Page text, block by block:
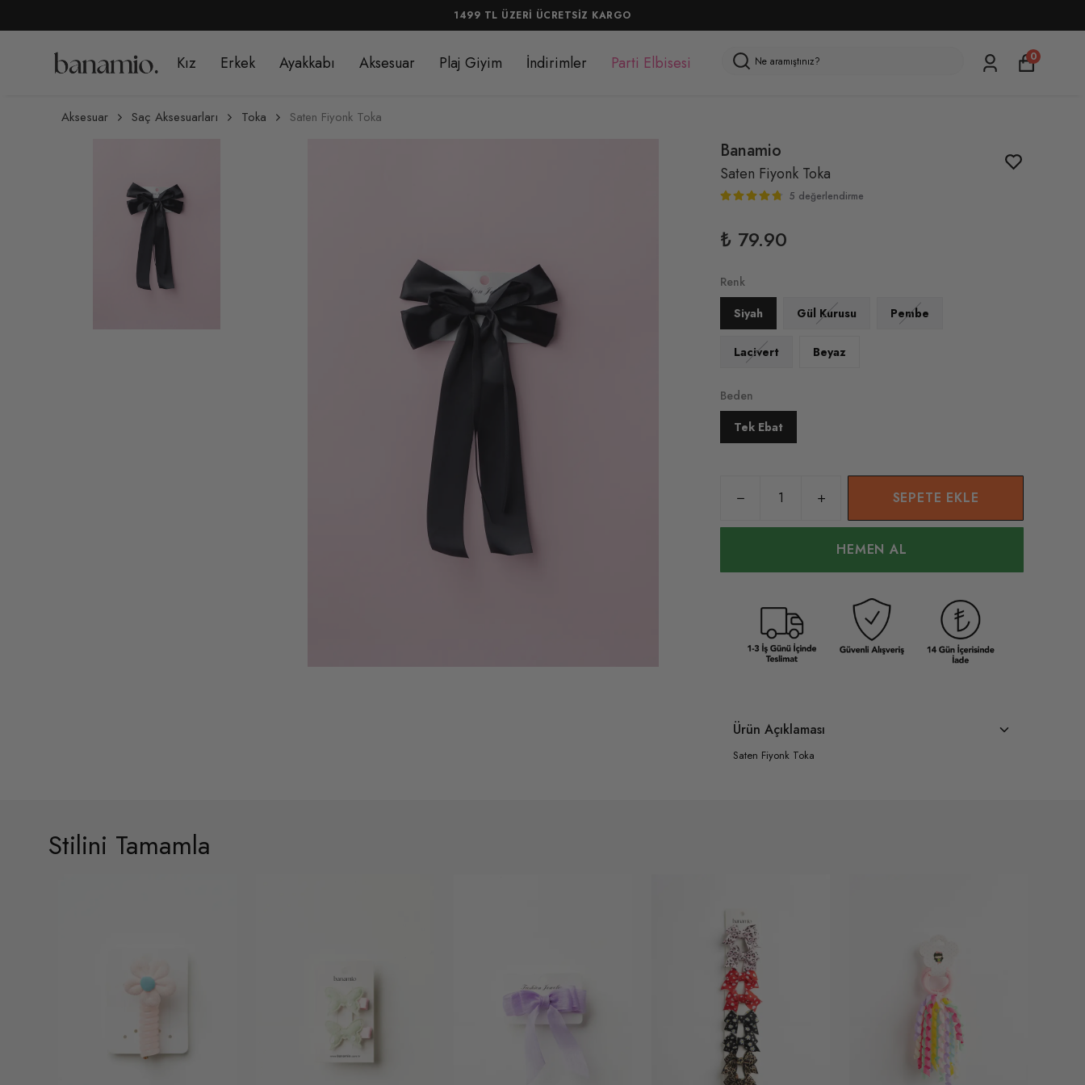
1499 TL ÜZERİ ÜCRETSİZ KARGO
Kız Erkek Ayakkabı Aksesuar Plaj Giyim İndirimler Parti Elbisesi 0
Aksesuar Saç Aksesuarları Toka Saten Fiyonk Toka
Banamio
Saten Fiyonk Toka
5 değerlendirme
₺ 79.90
Renk
Siyah
Gül Kurusu Pembe
Lacivert Beyaz
Beden
Tek Ebat
SEPETE EKLE
HEMEN AL
Ürün Açıklaması
Saten Fiyonk Toka
Stilini Tamamla